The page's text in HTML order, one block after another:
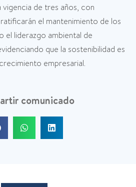
de tres años, con
el mantenimiento de los
el liderazgo ambiental de
que la sostenibilidad es
empresarial.
comunicado